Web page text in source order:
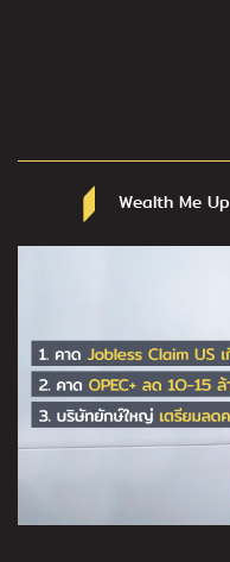
Wealth Me Up